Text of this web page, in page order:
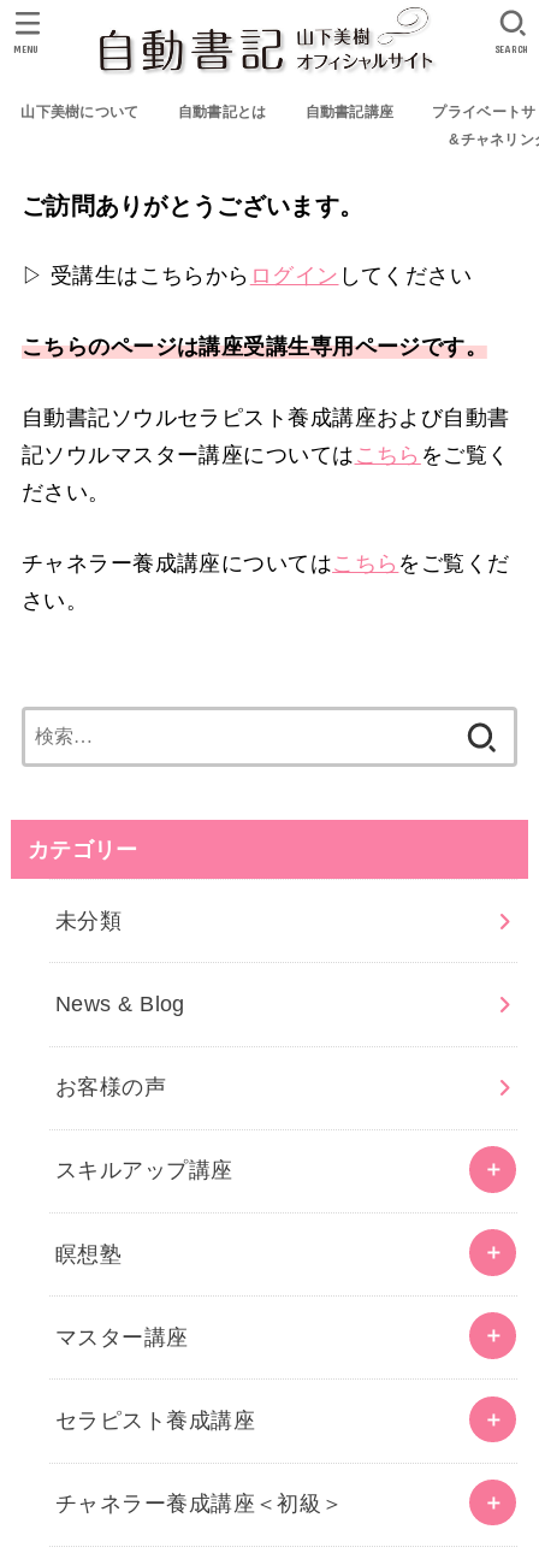
山下美樹について 自動書記とは 自動書記講座
プライベート
&チャネリン
SEARCH
MENU
ご訪問ありがとうございます。
▷ 受講生はこちらから ログイン してください
こちらのページは講座受講生専用ページです。
自動書記ソウルセラピスト養成講座および自動書
記ソウルマスター講座については こちら をご覧く
ださい。
チャネラー養成講座についてはこちら をご覧くだ
さい。
索:
カテゴリー
未分類
News & Blog
お客様の声
スキルアップ講座
瞑想塾
マスター講座
セラピスト養成講座
チャネラー養成講座＜初級＞